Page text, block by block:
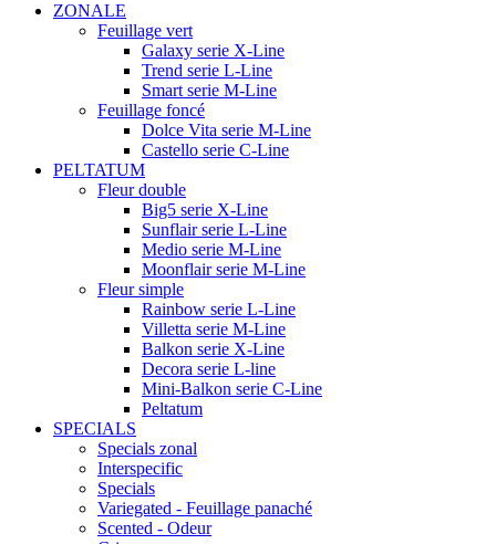
ZONALE
Feuillage vert
Galaxy serie X-Line
Trend serie L-Line
Smart serie M-Line
Feuillage foncé
Dolce Vita serie M-Line
Castello serie C-Line
PELTATUM
Fleur double
Big5 serie X-Line
Sunflair serie L-Line
Medio serie M-Line
Moonflair serie M-Line
Fleur simple
Rainbow serie L-Line
Villetta serie M-Line
Balkon serie X-Line
Decora serie L-line
Mini-Balkon serie C-Line
Peltatum
SPECIALS
Specials zonal
Interspecific
Specials
Variegated - Feuillage panaché
Scented - Odeur